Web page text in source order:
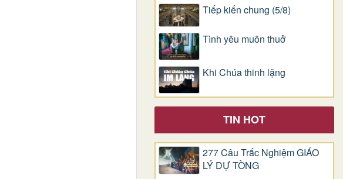
Tiếp kiến chung (5/8)
Tình yêu muôn thuở
Khi Chúa thinh lặng
TIN HOT
277 Câu Trắc Nghiệm GIÁO
LÝ DỰ TÒNG